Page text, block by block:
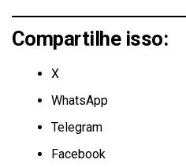
Compartilhe isso:
X
WhatsApp
Telegram
Facebook